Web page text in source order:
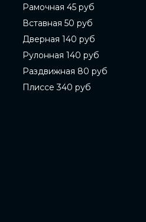
Рамочная 45 руб
Вставная 50 руб
Дверная 140 руб
Рулонная 140 руб
Раздвижная 80 руб
Плиссе 340 руб